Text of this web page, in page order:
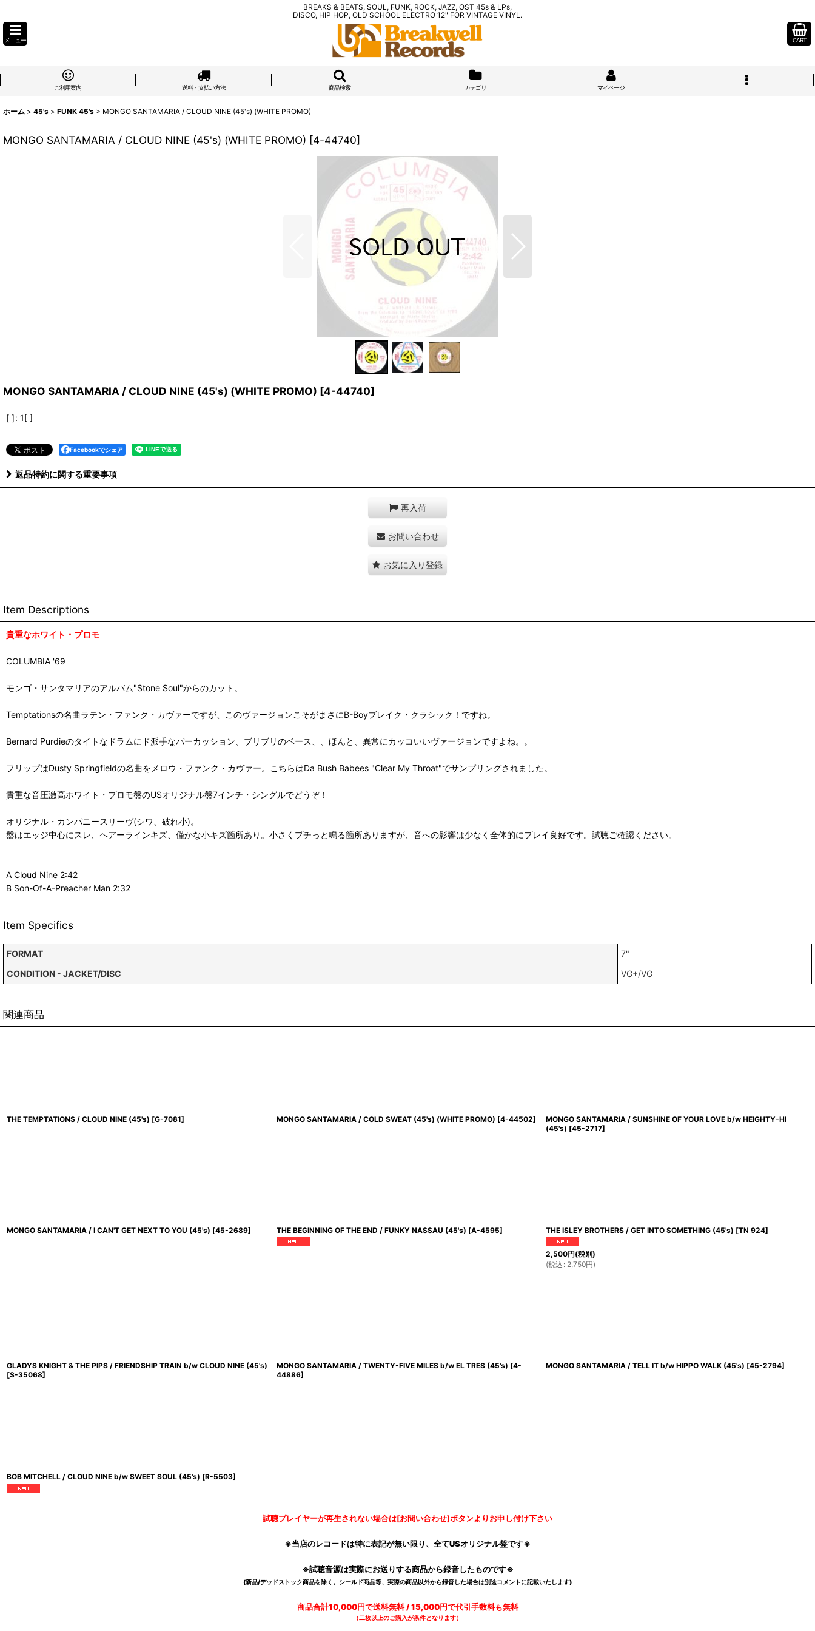
BREAKS & BEATS, SOUL, FUNK, ROCK, JAZZ, OST 45s & LPs,
DISCO, HIP HOP, OLD SCHOOL ELECTRO 12" FOR VINTAGE VINYL.
メニュー CART
ご利用案内 送料・支払い方法 商品検索 カテゴリ マイページ
ホーム > 45's > FUNK 45's > MONGO SANTAMARIA / CLOUD NINE (45's) (WHITE PROMO)
MONGO SANTAMARIA / CLOUD NINE (45's) (WHITE PROMO) [4-44740]
MONGO SANTAMARIA / CLOUD NINE (45's) (WHITE PROMO) [4-44740]
[ ]: 1[ ]
Facebookでシェア
返品特約に関する重要事項
再入荷
お問い合わせ
お気に入り登録
Item Descriptions
貴重なホワイト・プロモ
COLUMBIA '69
モンゴ・サンタマリアのアルバム"Stone Soul"からのカット。
Temptationsの名曲ラテン・ファンク・カヴァーですが、このヴァージョンこそがまさにB-Boyブレイク・クラシック！ですね。
Bernard Purdieのタイトなドラムにド派手なパーカッション、ブリブリのベース、、ほんと、異常にカッコいいヴァージョンですよね。。
フリップはDusty Springfieldの名曲をメロウ・ファンク・カヴァー。こちらはDa Bush Babees "Clear My Throat"でサンプリングされました。
貴重な音圧激高ホワイト・プロモ盤のUSオリジナル盤7インチ・シングルでどうぞ！
オリジナル・カンパニースリーヴ(シワ、破れ小)。
盤はエッジ中心にスレ、ヘアーラインキズ、僅かな小キズ箇所あり。小さくプチっと鳴る箇所ありますが、音への影響は少なく全体的にプレイ良好です。試聴ご確認ください。
A Cloud Nine 2:42
B Son-Of-A-Preacher Man 2:32
Item Specifics
FORMAT
7"
CONDITION - JACKET/DISC
VG+/VG
関連商品
THE TEMPTATIONS / CLOUD NINE (45's) [G-7081] MONGO SANTAMARIA / COLD SWEAT (45's) (WHITE PROMO) [4-44502]
MONGO SANTAMARIA / SUNSHINE OF YOUR LOVE b/w HEIGHTY-HI
(45's) [45-2717]
MONGO SANTAMARIA / I CAN'T GET NEXT TO YOU (45's) [45-2689] THE BEGINNING OF THE END / FUNKY NASSAU (45's) [A-4595] THE ISLEY BROTHERS / GET INTO SOMETHING (45's) [TN 924]
2,500円(税別)
(税込 : 2,750円)
GLADYS KNIGHT & THE PIPS / FRIENDSHIP TRAIN b/w CLOUD NINE (45's)
[S-35068]
MONGO SANTAMARIA / TWENTY-FIVE MILES b/w EL TRES (45's) [4-
44886]
MONGO SANTAMARIA / TELL IT b/w HIPPO WALK (45's) [45-2794]
BOB MITCHELL / CLOUD NINE b/w SWEET SOUL (45's) [R-5503]
試聴プレイヤーが再生されない場合は[お問い合わせ]ボタンよりお申し付け下さい
※当店のレコードは特に表記が無い限り、全てUSオリジナル盤です※
※試聴音源は実際にお送りする商品から録音したものです※
(新品/デッドストック商品を除く。シールド商品等、実際の商品以外から録音した場合は別途コメントに記載いたします)
商品合計10,000円で送料無料 / 15,000円で代引手数料も無料
（二枚以上のご購入が条件となります）